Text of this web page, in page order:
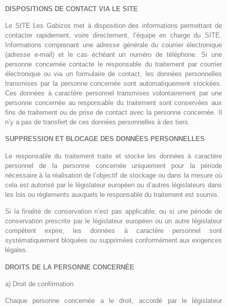
DISPOSITIONS DE CONTACT VIA LE SITE
Le SITE Les Gabizos met à disposition des informations permettant de
contacter rapidement, voire directement, l’équipe en charge du SITE.
Informations comprenant une adresse générale du courrier électronique
(adresse e-mail) et le cas échéant un numéro de téléphone. Si une
personne concernée contacte le responsable du traitement par courrier
électronique ou via un formulaire de contact, les données personnelles
transmises par la personne concernée sont automatiquement stockées.
Ces données à caractère personnel transmises volontairement par une
personne concernée au responsable du traitement sont conservées aux
fins de traitement ou de prise de contact avec la personne concernée. Il
n’y a pas de transfert de ces données personnelles à des tiers.
SUPPRESSION ET BLOCAGE DES DONNÉES PERSONNELLES
Le responsable du traitement traite et stocke les données à caractère
personnel de la personne concernée uniquement pour la période
nécessaire à la réalisation de l’objectif de stockage ou dans la mesure où
cela est autorisé par le législateur européen ou d’autres législateurs dans
les lois ou règlements auxquels le responsable du traitement est soumis.
Si la finalité de conservation n’est pas applicable, ou si une période de
conservation prescrite par le législateur européen ou un autre législateur
compétent expire, les données à caractère personnel sont
systématiquement bloquées ou supprimées conformément aux exigences
légales.
DROITS DE LA PERSONNE CONCERNÉE
a) Droit de confirmation
Chaque personne concernée a le droit, accordé par le législateur